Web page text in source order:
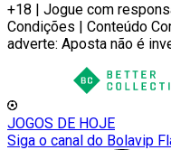
+18 | Jogue com
Condições | Conteúdo
adverte: Aposta não é
JOGOS DE HOJE
Siga o canal do Bolavip